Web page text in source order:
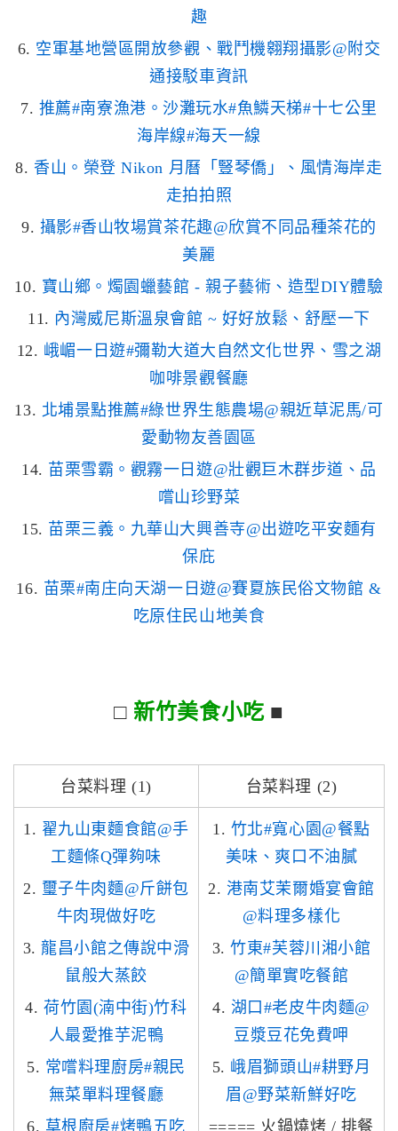
趣
6. 空軍基地營區開放參觀、戰鬥機翱翔攝影@附交
通接駁車資訊
7. 推薦#南寮漁港。沙灘玩水#魚鱗天梯#十七公里
海岸線#海天一線
8. 香山。榮登 Nikon 月曆「豎琴僑」、風情海岸走
走拍拍照
9. 攝影#香山牧場賞茶花趣@欣賞不同品種茶花的
美麗
10. 寶山鄉。燭園蠟藝館 - 親子藝術、造型DIY體驗
11. 內灣威尼斯溫泉會館 ~ 好好放鬆、舒壓一下
12. 峨嵋一日遊#彌勒大道大自然文化世界、雪之湖
咖啡景觀餐廳
13. 北埔景點推薦#綠世界生態農場@親近草泥馬/可
愛動物友善園區
14. 苗栗雪霸。觀霧一日遊@壯觀巨木群步道、品
嚐山珍野菜
15. 苗栗三義。九華山大興善寺@出遊吃平安麵有
保庇
16. 苗栗#南庄向天湖一日遊@賽夏族民俗文物館 &
吃原住民山地美食
□ 新竹美食小吃■
台菜料理 (1) 台菜料理 (2)
1. 翟九山東麵食館@手
工麵條Q彈夠味
2. 璽子牛肉麵@斤餅包
牛肉現做好吃
3.龍昌小館之傳說中滑
鼠般大蒸餃
4.荷竹園(湳中街)竹科
人最愛推芋泥鴨
5. 常嚐料理廚房#親民
無菜單料理餐廳
6. 草根廚房#烤鴨五吃
1. 竹北#寬心園@餐點
美味、爽口不油膩
2. 港南艾茉爾婚宴會館
@料理多樣化
3.竹東#芙蓉川湘小館
@簡單實吃餐館
4. 湖口#老皮牛肉麵@
豆漿豆花免費呷
5. 峨眉獅頭山#耕野月
眉@野菜新鮮好吃
===== 火鍋燒烤 / 排餐